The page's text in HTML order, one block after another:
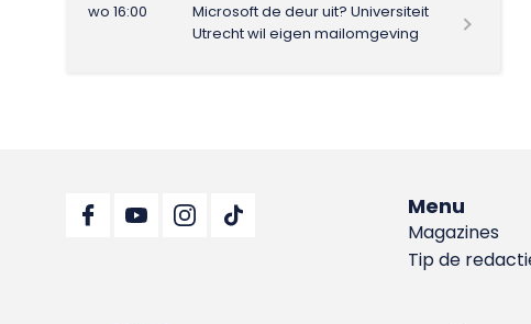
wo 16:00
Microsoft de deur uit? Universiteit
Utrecht wil eigen mailomgeving
Menu
Magazines
Tip de